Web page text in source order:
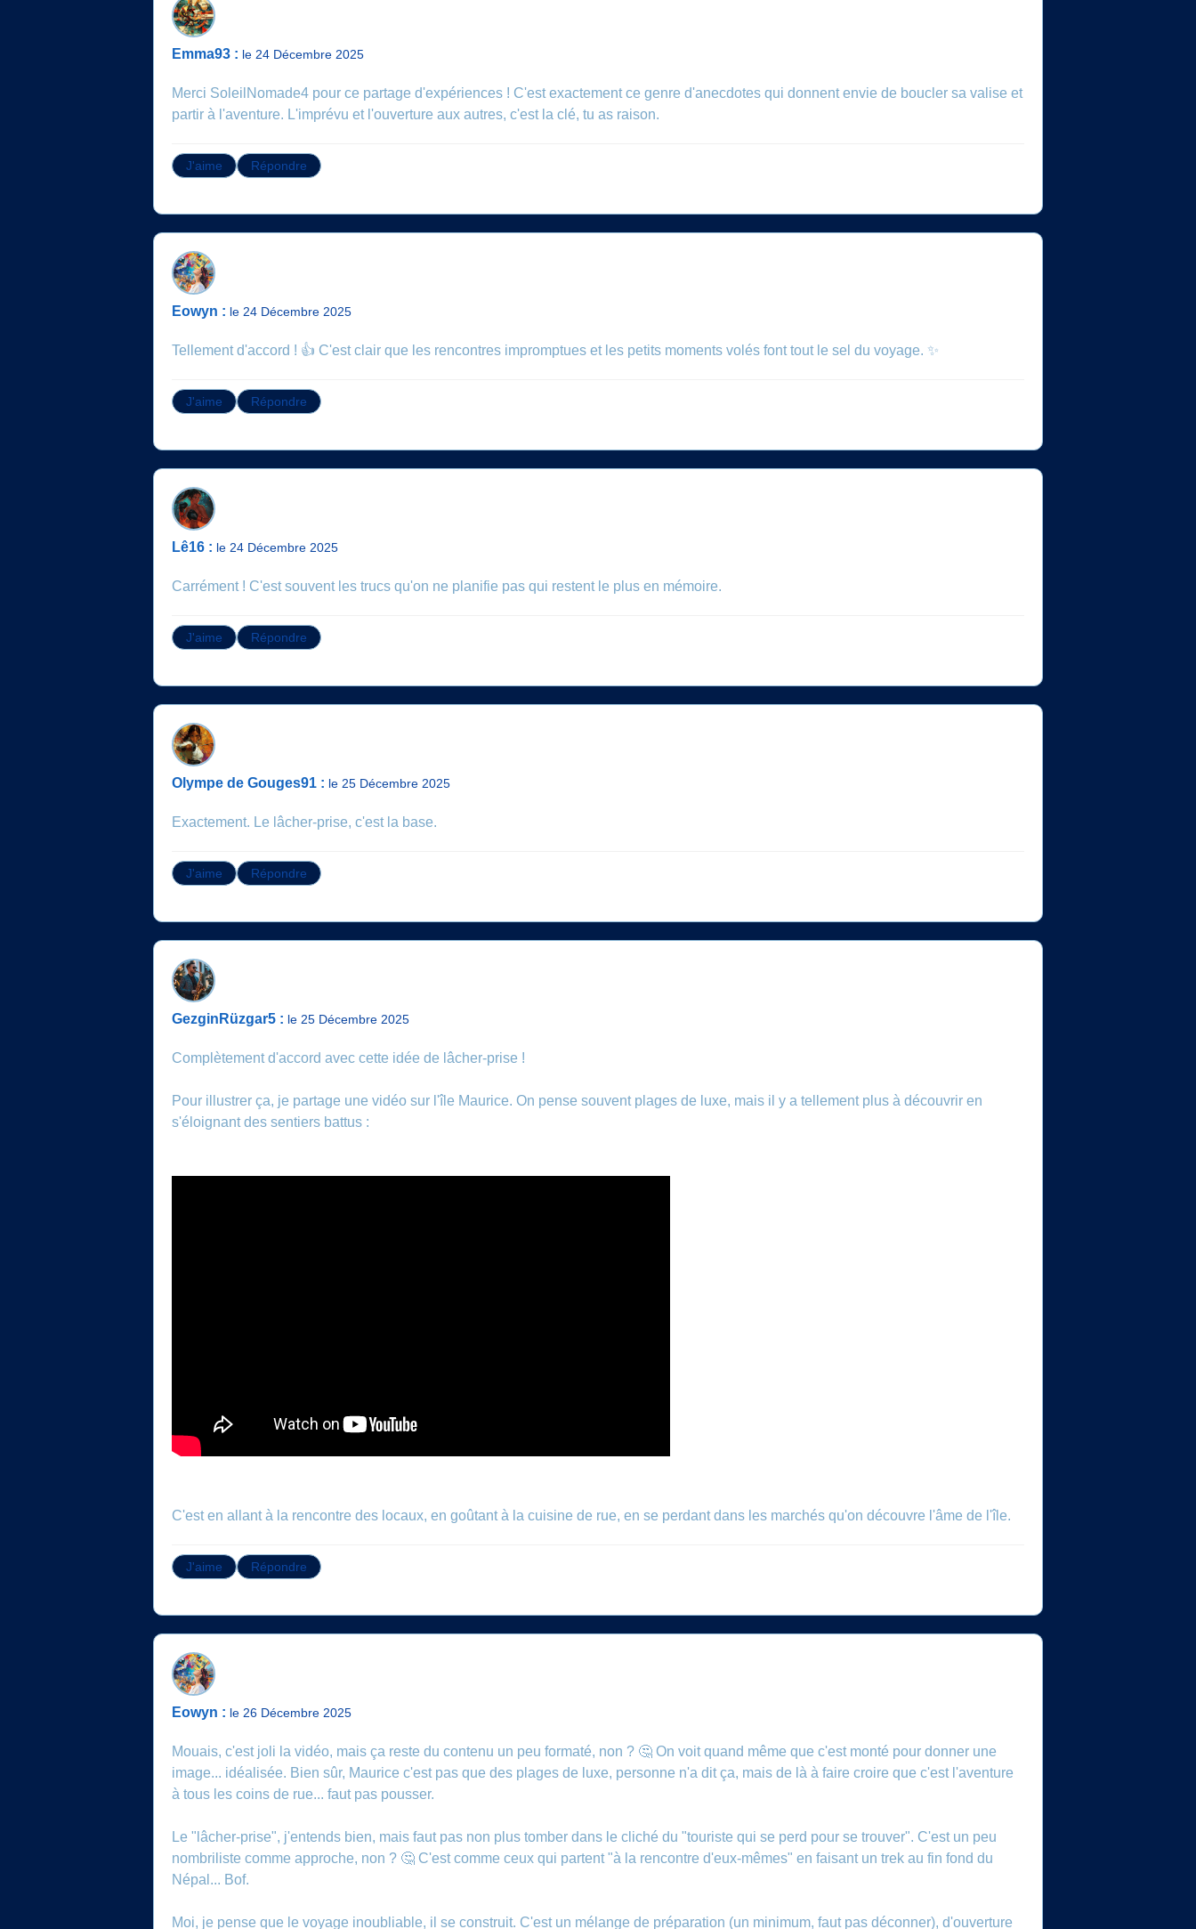
Emma93 : le 24 Décembre 2025
Merci SoleilNomade4 pour ce partage d'expériences ! C'est exactement ce genre d'anecdotes qui donnent envie de boucler sa valise et
partir à l'aventure. L'imprévu et l'ouverture aux autres, c'est la clé, tu as raison.
J'aime Répondre
Eowyn : le 24 Décembre 2025
Tellement d'accord ! 👍 C'est clair que les rencontres impromptues et les petits moments volés font tout le sel du voyage. ✨
J'aime Répondre
Lê16 : le 24 Décembre 2025
Carrément ! C'est souvent les trucs qu'on ne planifie pas qui restent le plus en mémoire.
J'aime Répondre
Olympe de Gouges91 : le 25 Décembre 2025
Exactement. Le lâcher-prise, c'est la base.
J'aime Répondre
GezginRüzgar5 : le 25 Décembre 2025
Complètement d'accord avec cette idée de lâcher-prise !
Pour illustrer ça, je partage une vidéo sur l'île Maurice. On pense souvent plages de luxe, mais il y a tellement plus à découvrir en
s'éloignant des sentiers battus :
C'est en allant à la rencontre des locaux, en goûtant à la cuisine de rue, en se perdant dans les marchés qu'on découvre l'âme de l'île.
J'aime Répondre
Eowyn : le 26 Décembre 2025
Mouais, c'est joli la vidéo, mais ça reste du contenu un peu formaté, non ? 🤔 On voit quand même que c'est monté pour donner une
image... idéalisée. Bien sûr, Maurice c'est pas que des plages de luxe, personne n'a dit ça, mais de là à faire croire que c'est l'aventure
à tous les coins de rue... faut pas pousser.
Le "lâcher-prise", j'entends bien, mais faut pas non plus tomber dans le cliché du "touriste qui se perd pour se trouver". C'est un peu
nombriliste comme approche, non ? 🤔 C'est comme ceux qui partent "à la rencontre d'eux-mêmes" en faisant un trek au fin fond du
Népal... Bof.
Moi, je pense que le voyage inoubliable, il se construit. C'est un mélange de préparation (un minimum, faut pas déconner), d'ouverture